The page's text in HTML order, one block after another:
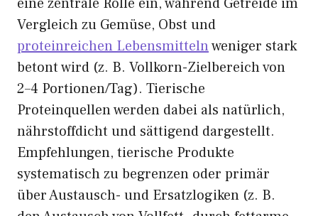
Vergleich zu Gemüse, Obst und
proteinreichen Lebensmittelnweniger stark
betont wird (z. B. Vollkorn-Zielbereich von
2–4 Portionen/Tag). Tierische
Proteinquellen werden dabei als natürlich,
nährstoffdicht und sättigend dargestellt.
Empfehlungen, tierische Produkte
systematisch zu begrenzen oder primär
über Austausch- und Ersatzlogiken (z. B.